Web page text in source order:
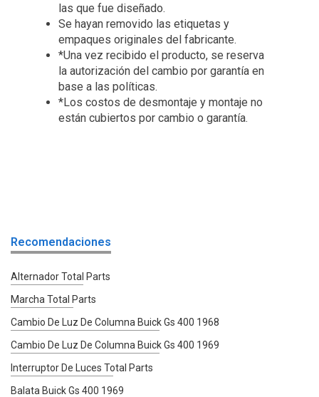
las que fue diseñado.
Se hayan removido las etiquetas y
empaques originales del fabricante.
*Una vez recibido el producto, se reserva
la autorización del cambio por garantía en
base a las políticas.
*Los costos de desmontaje y montaje no
están cubiertos por cambio o garantía.
Recomendaciones
Alternador Total Parts
Marcha Total Parts
Cambio De Luz De Columna Buick Gs 400 1968
Cambio De Luz De Columna Buick Gs 400 1969
Interruptor De Luces Total Parts
Balata Buick Gs 400 1969